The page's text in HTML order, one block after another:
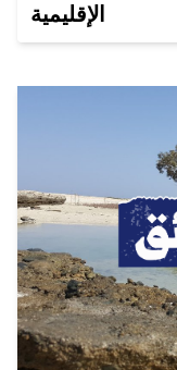
الإقليمية